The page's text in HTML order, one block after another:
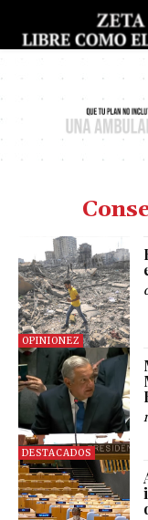
OPINIONEZ
DESTACADOS